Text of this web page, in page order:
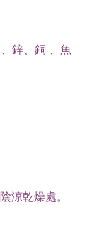
鋅、銅 、魚
涼乾燥處。